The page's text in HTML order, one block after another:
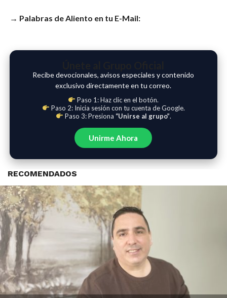
→ Palabras de Aliento en tu E-Mail:
Recibe devocionales, avisos especiales y contenido
exclusivo directamente en tu correo.
Paso 1: Haz clic en el botón.
Paso 2: Inicia sesión con tu cuenta de Google.
Paso 3: Presiona “Unirse al grupo”.
Unirme Ahora
RECOMENDADOS